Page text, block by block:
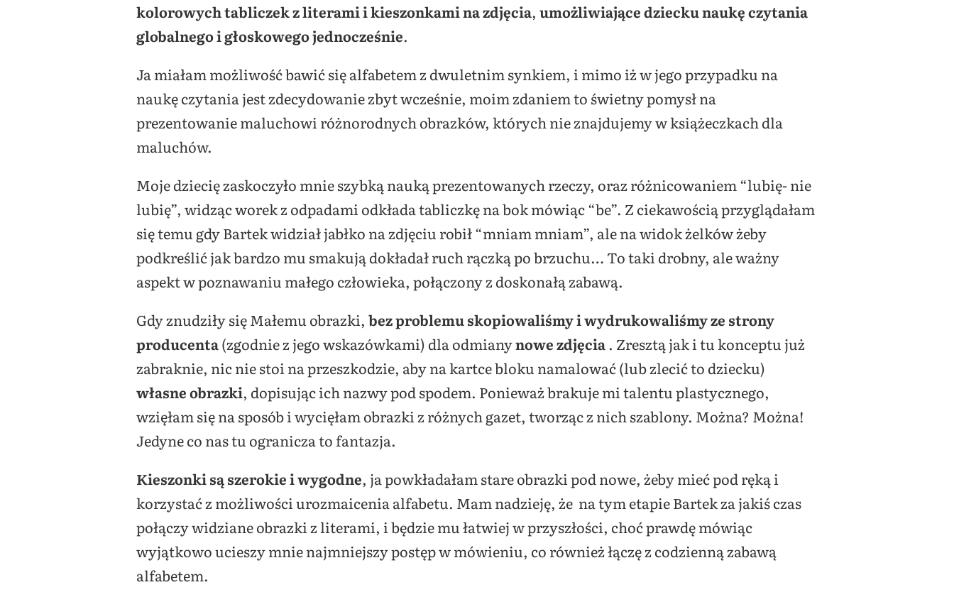
kolorowych tabliczek z literami i kieszonkami na zdjęcia, umożliwiające dziecku naukę czytania
globalnego i głoskowego jednocześnie.
Ja miałam możliwość bawić się alfabetem z dwuletnim synkiem, i mimo iż w jego przypadku na
naukę czytania jest zdecydowanie zbyt wcześnie, moim zdaniem to świetny pomysł na
prezentowanie maluchowi różnorodnych obrazków, których nie znajdujemy w książeczkach dla
maluchów.
Moje dziecię zaskoczyło mnie szybką nauką prezentowanych rzeczy, oraz różnicowaniem “lubię- nie
lubię”, widząc worek z odpadami odkłada tabliczkę na bok mówiąc “be”. Z ciekawością przyglądałam
się temu gdy Bartek widział jabłko na zdjęciu robił “mniam mniam”, ale na widok żelków żeby
podkreślić jak bardzo mu smakują dokładał ruch rączką po brzuchu… To taki drobny, ale ważny
aspekt w poznawaniu małego człowieka, połączony z doskonałą zabawą.
Gdy znudziły się Małemu obrazki, bez problemu skopiowaliśmy i wydrukowaliśmy ze strony
producenta(zgodnie z jego wskazówkami) dla odmianynowe zdjęcia. Zresztą jak i tu konceptu już
zabraknie, nic nie stoi na przeszkodzie, aby na kartce bloku namalować (lub zlecić to dziecku)
własne obrazki, dopisując ich nazwy pod spodem. Ponieważ brakuje mi talentu plastycznego,
wzięłam się na sposób i wycięłam obrazki z różnych gazet, tworząc z nich szablony. Można? Można!
Jedyne co nas tu ogranicza to fantazja.
Kieszonki są szerokie i wygodne, ja powkładałam stare obrazki pod nowe, żeby mieć pod ręką i
korzystać z możliwości urozmaicenia alfabetu. Mam nadzieję, że na tym etapie Bartek za jakiś czas
połączy widziane obrazki z literami, i będzie mu łatwiej w przyszłości, choć prawdę mówiąc
wyjątkowo ucieszy mnie najmniejszy postęp w mówieniu, co również łączę z codzienną zabawą
alfabetem.